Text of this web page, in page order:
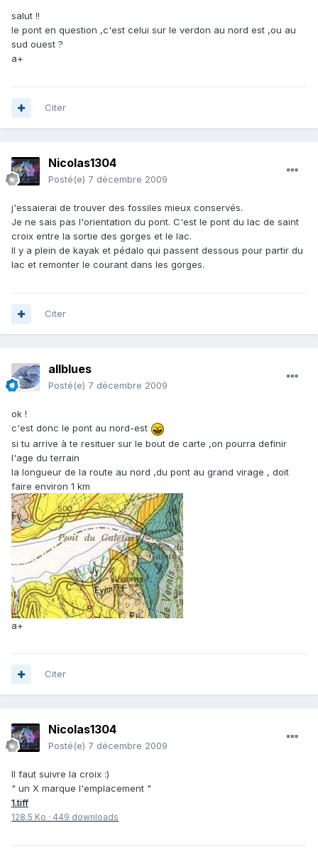
salut !!
le pont en question ,c'est celui sur le verdon au nord est ,ou au
sud ouest ?
a+
Citer
Nicolas1304
Posté(e) 7 décembre 2009
j'essaierai de trouver des fossiles mieux conservés.
Je ne sais pas l'orientation du pont. C'est le pont du lac de saint
croix entre la sortie des gorges et le lac.
Il y a plein de kayak et pédalo qui passent dessous pour partir du
lac et remonter le courant dans les gorges.
Citer
allblues
Posté(e) 7 décembre 2009
ok !
c'est donc le pont au nord-est
si tu arrive à te resituer sur le bout de carte ,on pourra definir
l'age du terrain
la longueur de la route au nord ,du pont au grand virage , doit
faire environ 1 km
a+
Citer
Nicolas1304
Posté(e) 7 décembre 2009
Il faut suivre la croix :)
" un X marque l'emplacement "
1.tiff
128.5 Ko · 449 downloads